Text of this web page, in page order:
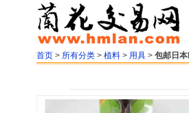
首页 > 所有分类 > 植料 > 用具 > 包邮日